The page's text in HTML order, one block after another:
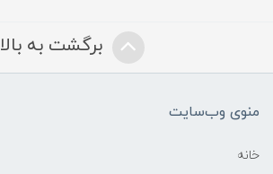
برگشت به بالا
منوی وب‌سایت
خانه